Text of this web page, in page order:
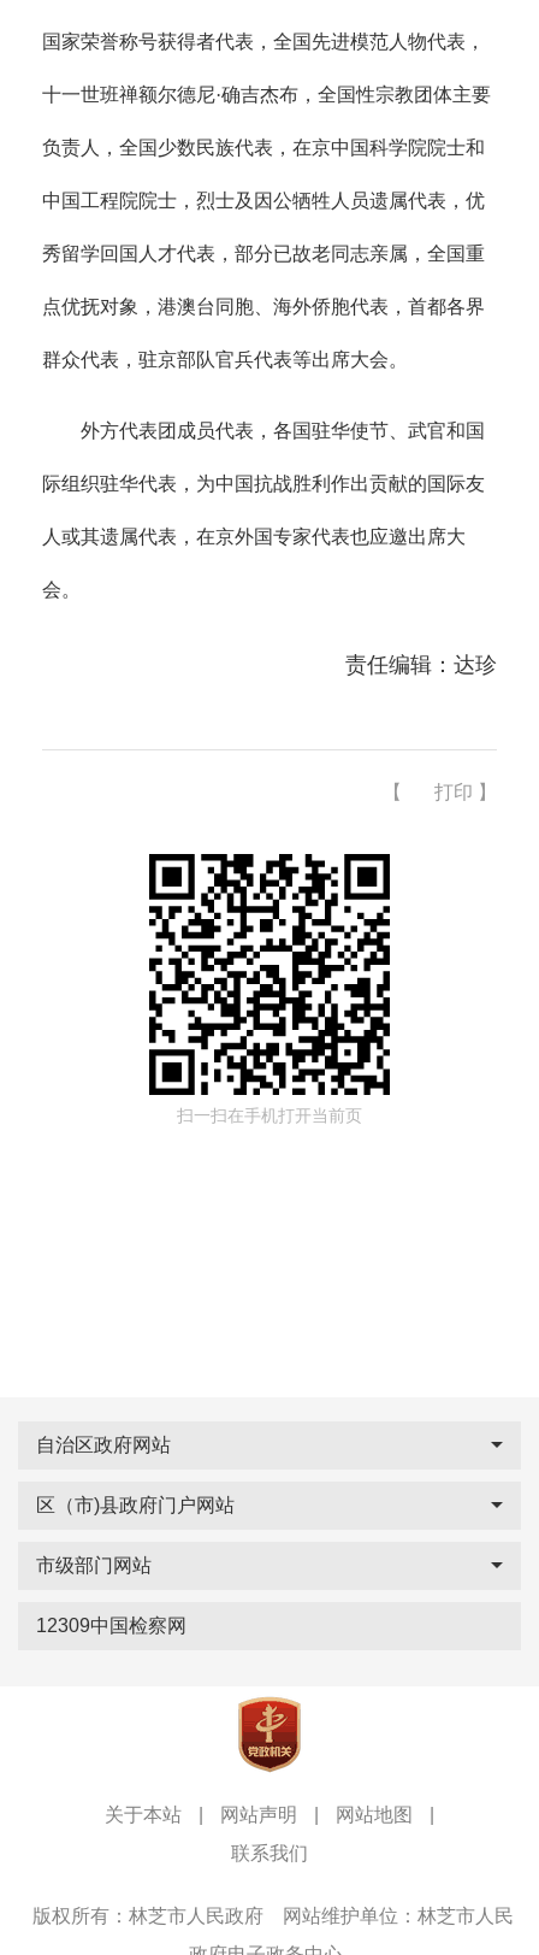
国家荣誉称号获得者代表，全国先进模范人物代表，
十一世班禅额尔德尼·确吉杰布，全国性宗教团体主要
负责人，全国少数民族代表，在京中国科学院院士和
中国工程院院士，烈士及因公牺牲人员遗属代表，优
秀留学回国人才代表，部分已故老同志亲属，全国重
点优抚对象，港澳台同胞、海外侨胞代表，首都各界
群众代表，驻京部队官兵代表等出席大会。
外方代表团成员代表，各国驻华使节、武官和国
际组织驻华代表，为中国抗战胜利作出贡献的国际友
人或其遗属代表，在京外国专家代表也应邀出席大
会。
责任编辑：达珍
【 打印 】
扫一扫在手机打开当前页
自治区政府网站
区（市)县政府门户网站
市级部门网站
12309中国检察网
关于本站 网站声明 网站地图
联系我们
版权所有：林芝市人民政府
网站维护单位：林芝市人民